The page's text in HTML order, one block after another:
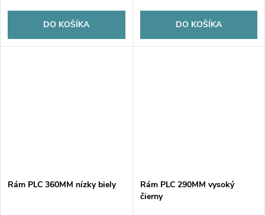
DO KOŠÍKA DO KOŠÍKA
Rám PLC 360MM nízky biely
Rám PLC 290MM vysoký
čierny